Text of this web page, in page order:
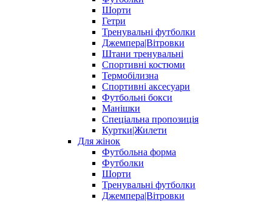
Шорти
Гетри
Тренувальні футболки
Джемпера|Вітровки
Штани тренувальні
Спортивні костюми
Термобілизна
Спортивні аксесуари
Футбольні бокси
Манішки
Спеціальна пропозиція
Куртки|Жилети
Для жінок
Футбольна форма
Футболки
Шорти
Тренувальні футболки
Джемпера|Вітровки